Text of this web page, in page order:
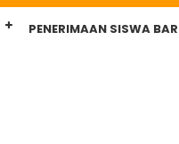
PENERIMAAN SISWA